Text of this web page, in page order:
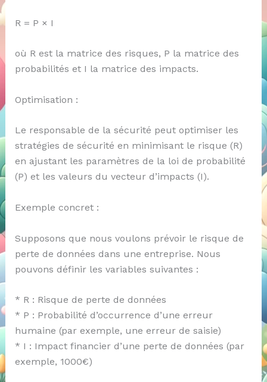
R = P × I
où R est la matrice des risques, P la matrice des
probabilités et I la matrice des impacts.
Optimisation :
Le responsable de la sécurité peut optimiser les
stratégies de sécurité en minimisant le risque (R)
en ajustant les paramètres de la loi de probabilité
(P) et les valeurs du vecteur d’impacts (I).
Exemple concret :
Supposons que nous voulons prévoir le risque de
perte de données dans une entreprise. Nous
pouvons définir les variables suivantes :
* R : Risque de perte de données
* P : Probabilité d’occurrence d’une erreur
humaine (par exemple, une erreur de saisie)
* I : Impact financier d’une perte de données (par
exemple, 1000€)